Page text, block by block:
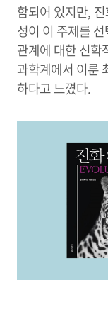
함되어 있지만,
성이 이 주제를
관계에 대한 신학
과학계에서 이룬
하다고 느꼈다.